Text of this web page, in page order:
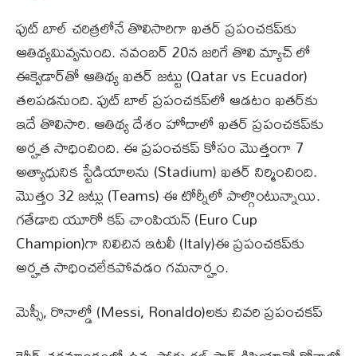
ఫుట్ బాల్ చరిత్రలోనే తొలిసారిగా ఖతర్ ప్రపంచకప్‌కు
ఆతిథ్యమివ్వనుంది. నవంబర్ 20న జరిగే తొలి మ్యాచ్ లో
ఈక్వెడార్‌తో ఆతిథ్య ఖతర్ జట్టు (Qatar vs Ecuador)
తలపడనుంది. ఫుట్ బాల్ ప్రపంచకప్‌లో ఆడటం ఖతర్‌కు
ఇదే తొలిసారి. ఆతిథ్య దేశం హోదాలో ఖతర్ ప్రపంచకప్‌కు
అర్హత సాధించింది. ఈ ప్రపంచకప్ కోసం మొత్తంగా 7
అత్యాధునిక స్టేడియాలను (Stadium) ఖతర్ నిర్మించింది.
మొత్తం 32 జట్లు (Teams) ఈ టోర్నీలో పాల్గొంటున్నాయి.
గతేడాది యూరో కప్ చాంపియన్‌ (Euro Cup
Champion)గా నిలిచిన ఇటలీ (Italy)ఈ ప్రపంచకప్‌కు
అర్హత సాధించలేకపోవడం గమనార్హం.
మెస్సీ, రొనాల్డో (Messi, Ronaldo)లకు చివరి ప్రపంచకప్